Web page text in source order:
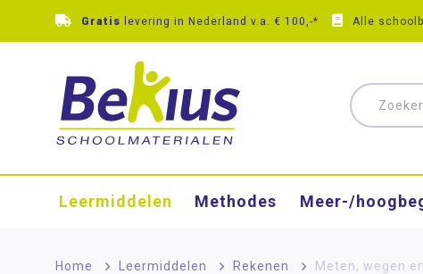
Gratis levering in Nederland v.a. € 100,-* Alle
Leermiddelen Methodes Meer-/
Home > Leermiddelen > Rekenen > Meten, wegen